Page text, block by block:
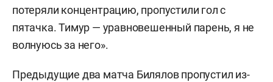
потеряли концентрацию, пропустили гол с
пятачка. Тимур — уравновешенный парень, я не
волнуюсь за него».
Предыдущие два матча Билялов пропустил из-